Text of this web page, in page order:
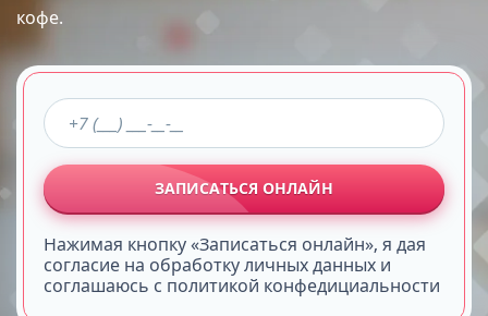
кофе.
ЗАПИСАТЬСЯ ОНЛАЙН
Нажимая кнопку «Записаться онлайн», я дая
согласие на обработку личных данных и
соглашаюсь с политикой конфедициальности